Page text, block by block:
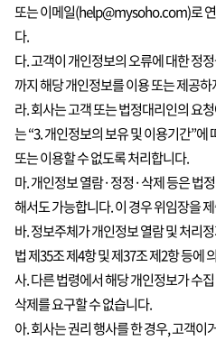
또는 이메일(help@mysoho.com)로
다.
다. 고객이 개인정보의 오류에 대한 정
까지 해당 개인정보를 이용 또는 제공
라. 회사는 고객 또는 법정대리인의 요
는 “3. 개인정보의 보유 및 이용기간”에
또는 이용할 수 없도록 처리합니다.
마. 개인정보 열람·정정·삭제 등은 법
해서도 가능합니다. 이 경우 위임장을
바. 정보주체가 개인정보 열람 및 처리
법 제35조 제4항 및 제37조 제2항 등에
사. 다른 법령에서 해당 개인정보가 수
삭제를 요구할 수 없습니다.
아. 회사는 권리 행사를 한 경우, 고객